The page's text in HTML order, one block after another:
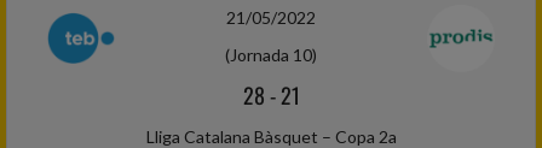
21/05/2022
(Jornada 10)
28-21
Lliga Catalana Bàsquet – Copa 2a